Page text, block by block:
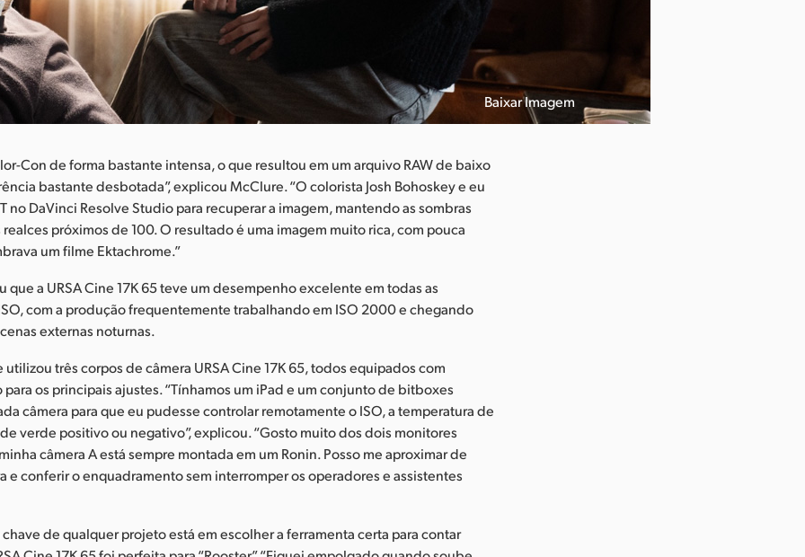
Baixar Imagem
Con de forma bastante intensa, o que resultou em um arquivo RAW de baixo
bastante desbotada”, explicou McClure. “O colorista Josh Bohoskey e eu
no DaVinci Resolve Studio para recuperar a imagem, mantendo as sombras
realces próximos de 100. O resultado é uma imagem muito rica, com pouca
um filme Ektachrome.”
que a URSA Cine 17K 65 teve um desempenho excelente em todas as
com a produção frequentemente trabalhando em ISO 2000 e chegando
externas noturnas.
três corpos de câmera URSA Cine 17K 65, todos equipados com
os principais ajustes. “Tínhamos um iPad e um conjunto de bitboxes
câmera para que eu pudesse controlar remotamente o ISO, a temperatura de
verde positivo ou negativo”, explicou. “Gosto muito dos dois monitores
câmera A está sempre montada em um Ronin. Posso me aproximar de
e conferir o enquadramento sem interromper os operadores e assistentes
chave de qualquer projeto está em escolher a ferramenta certa para contar